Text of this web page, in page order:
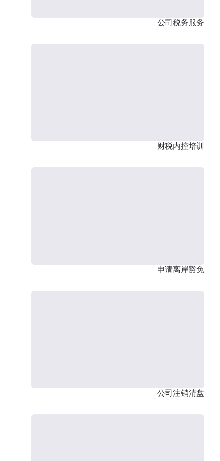
公司税务服务
财税内控培训
申请离岸豁免
公司注销清盘